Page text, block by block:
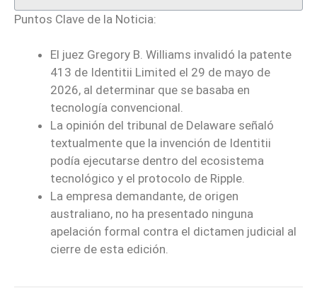
Puntos Clave de la Noticia:
El juez Gregory B. Williams invalidó la patente
413 de Identitii Limited el 29 de mayo de
2026, al determinar que se basaba en
tecnología convencional.
La opinión del tribunal de Delaware señaló
textualmente que la invención de Identitii
podía ejecutarse dentro del ecosistema
tecnológico y el protocolo de Ripple.
La empresa demandante, de origen
australiano, no ha presentado ninguna
apelación formal contra el dictamen judicial al
cierre de esta edición.